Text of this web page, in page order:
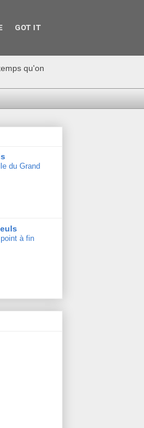
qu'on
du Grand
à fin
GOT IT